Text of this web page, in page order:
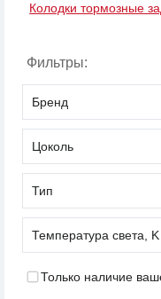
Колодки тормозные
Фильтры:
Бренд
Цоколь
Тип
Температура света, K
Только наличие